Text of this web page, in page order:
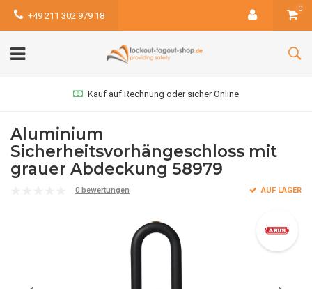
+49 211 302 979 18
0
Kauf auf Rechnung oder sicher Online
Aluminium
Sicherheitsvorhängeschloss mit
grauer Abdeckung 58979
0 bewertungen AUF LAGER